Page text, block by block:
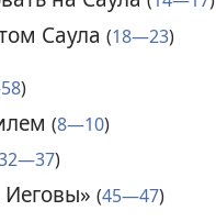
Саула (18—23)
)
(8—10)
)
Иеговы»(45—47)